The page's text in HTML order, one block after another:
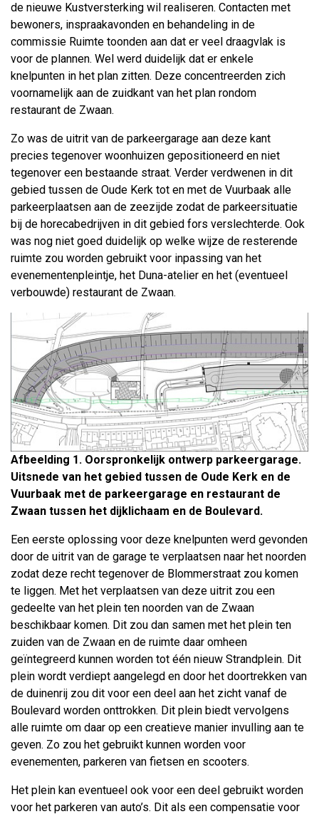
de nieuwe Kustversterking wil realiseren. Contacten met
bewoners, inspraakavonden en behandeling in de
commissie Ruimte toonden aan dat er veel draagvlak is
voor de plannen. Wel werd duidelijk dat er enkele
knelpunten in het plan zitten. Deze concentreerden zich
voornamelijk aan de zuidkant van het plan rondom
restaurant de Zwaan.
Zo was de uitrit van de parkeergarage aan deze kant
precies tegenover woonhuizen gepositioneerd en niet
tegenover een bestaande straat. Verder verdwenen in dit
gebied tussen de Oude Kerk tot en met de Vuurbaak alle
parkeerplaatsen aan de zeezijde zodat de parkeersituatie
bij de horecabedrijven in dit gebied fors verslechterde. Ook
was nog niet goed duidelijk op welke wijze de resterende
ruimte zou worden gebruikt voor inpassing van het
evenementenpleintje, het Duna-atelier en het (eventueel
verbouwde) restaurant de Zwaan.
Afbeelding 1. Oorspronkelijk ontwerp parkeergarage.
Uitsnede van het gebied tussen de Oude Kerk en de
Vuurbaak met de parkeergarage en restaurant de
Zwaan tussen het dijklichaam en de Boulevard.
Een eerste oplossing voor deze knelpunten werd gevonden
door de uitrit van de garage te verplaatsen naar het noorden
zodat deze recht tegenover de Blommerstraat zou komen
te liggen. Met het verplaatsen van deze uitrit zou een
gedeelte van het plein ten noorden van de Zwaan
beschikbaar komen. Dit zou dan samen met het plein ten
zuiden van de Zwaan en de ruimte daar omheen
geïntegreerd kunnen worden tot één nieuw Strandplein. Dit
plein wordt verdiept aangelegd en door het doortrekken van
de duinenrij zou dit voor een deel aan het zicht vanaf de
Boulevard worden onttrokken. Dit plein biedt vervolgens
alle ruimte om daar op een creatieve manier invulling aan te
geven. Zo zou het gebruikt kunnen worden voor
evenementen, parkeren van fietsen en scooters.
Het plein kan eventueel ook voor een deel gebruikt worden
voor het parkeren van auto’s. Dit als een compensatie voor